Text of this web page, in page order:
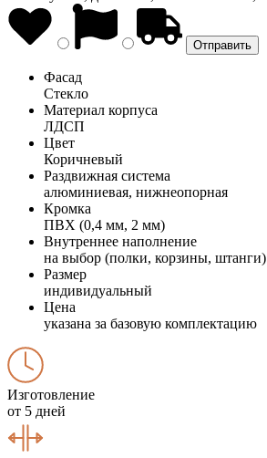
Фасад
Стекло
Материал корпуса
ЛДСП
Цвет
Коричневый
Раздвижная система
алюминиевая, нижнеопорная
Кромка
ПВХ (0,4 мм, 2 мм)
Внутреннее наполнение
на выбор (полки, корзины, штанги)
Размер
индивидуальный
Цена
указана за базовую комплектацию
Изготовление
от 5 дней